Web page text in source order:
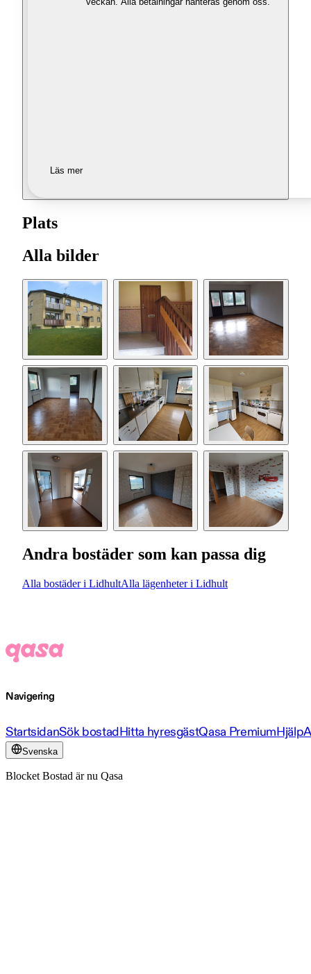
Läs mer
Plats
Alla bilder
Andra bostäder som kan passa dig
Alla bostäder i LidhultAlla lägenheter i Lidhult
Navigering
StartsidanSök bostadHitta hyresgästQasa PremiumHjälp
Svenska
Blocket Bostad är nu Qasa